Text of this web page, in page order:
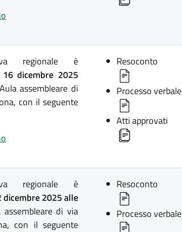
regionale è
dicembre 2025
assembleare di
con il seguente
Resoconto
Processo verbale
Atti approvati
regionale è
dicembre 2025 alle
di via
con il seguente
Resoconto
Processo verbale